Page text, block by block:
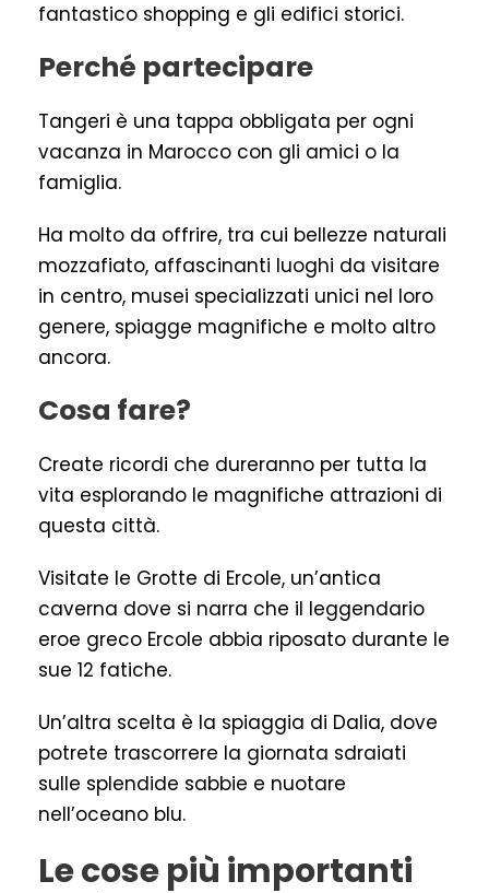
fantastico shopping e gli edifici storici.
Perché partecipare
Tangeri è una tappa obbligata per ogni
vacanza in Marocco con gli amici o la
famiglia.
Ha molto da offrire, tra cui bellezze naturali
mozzafiato, affascinanti luoghi da visitare
in centro, musei specializzati unici nel loro
genere, spiagge magnifiche e molto altro
ancora.
Cosa fare?
Create ricordi che dureranno per tutta la
vita esplorando le magnifiche attrazioni di
questa città.
Visitate le Grotte di Ercole, un’antica
caverna dove si narra che il leggendario
eroe greco Ercole abbia riposato durante le
sue 12 fatiche.
Un’altra scelta è la spiaggia di Dalia, dove
potrete trascorrere la giornata sdraiati
sulle splendide sabbie e nuotare
nell’oceano blu.
Le cose più importanti